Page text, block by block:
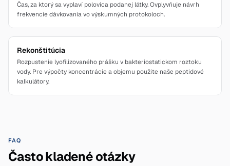
Čas, za ktorý sa vyplaví polovica podanej látky. Ovplyvňuje návrh
frekvencie dávkovania vo výskumných protokoloch.
Rekonštitúcia
Rozpustenie lyofilizovaného prášku v bakteriostatickom roztoku
vody. Pre výpočty koncentrácie a objemu použite naše peptidové
kalkulátory.
FAQ
Často kladené otázky